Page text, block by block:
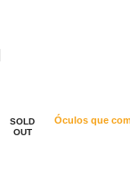
Óculos que
SOLD
OUT